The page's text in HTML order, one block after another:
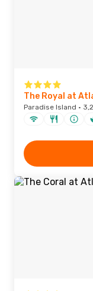
The Royal at
Paradise Island ·